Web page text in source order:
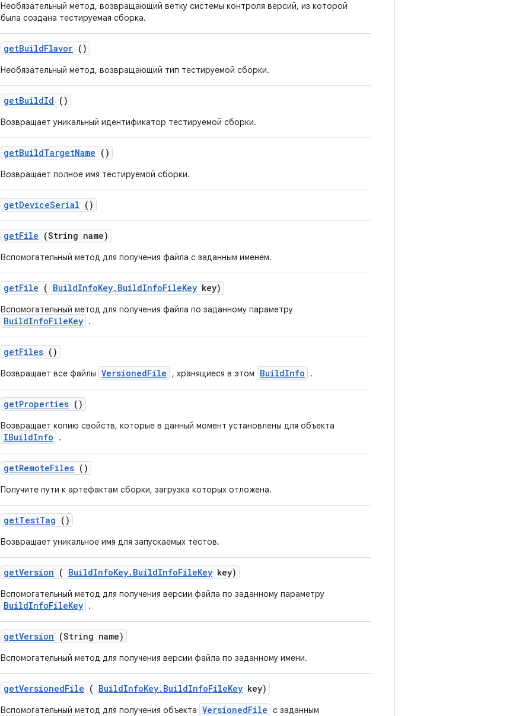
Необязательный метод, возвращающий ветку системы контроля версий, из которой
была создана тестируемая сборка.
getBuildFlavor ()
Необязательный метод, возвращающий тип тестируемой сборки.
getBuildId ()
Возвращает уникальный идентификатор тестируемой сборки.
getBuildTargetName ()
Возвращает полное имя тестируемой сборки.
getDeviceSerial ()
getFile (String name)
Вспомогательный метод для получения файла с заданным именем.
getFile ( BuildInfoKey. BuildInfoFileKey key)
Вспомогательный метод для получения файла по заданному параметру
BuildInfoFileKey .
getFiles ()
Возвращает все файлы VersionedFile , хранящиеся в этом BuildInfo .
getProperties ()
Возвращает копию свойств, которые в данный момент установлены для объекта
IBuildInfo .
getRemoteFiles ()
Получите пути к артефактам сборки, загрузка которых отложена.
getTestTag ()
Возвращает уникальное имя для запускаемых тестов.
getVersion ( BuildInfoKey. BuildInfoFileKey key)
Вспомогательный метод для получения версии файла по заданному параметру
BuildInfoFileKey .
getVersion (String name)
Вспомогательный метод для получения версии файла по заданному имени.
getVersionedFile ( BuildInfoKey. BuildInfoFileKey key)
Вспомогательный метод для получения объекта VersionedFile с заданным